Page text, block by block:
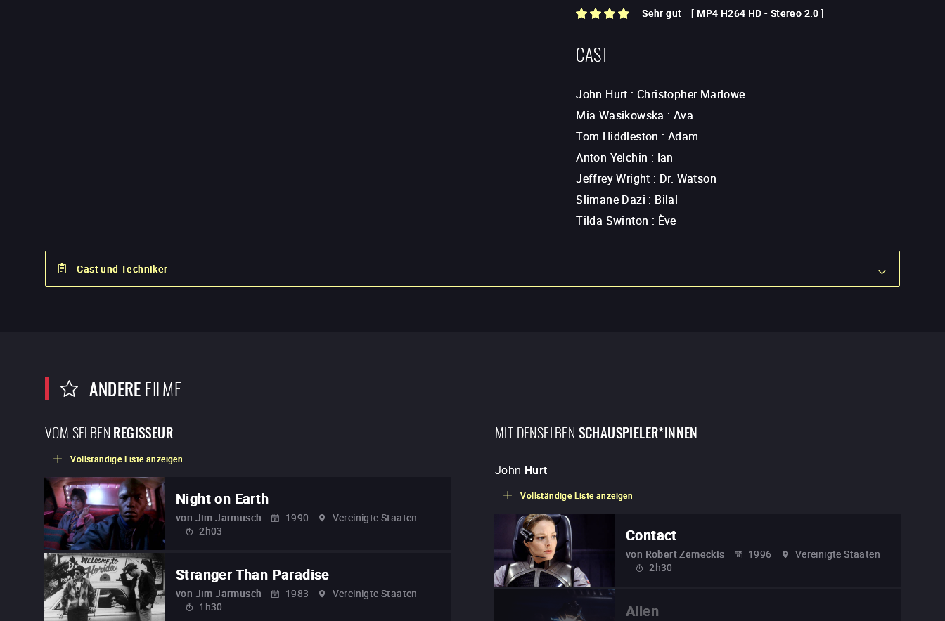
Sehr gut [ MP4 H264 HD - Stereo 2.0 ]
CAST
John Hurt :Christopher Marlowe
Mia Wasikowska :Ava
Tom Hiddleston :Adam
Anton Yelchin : Ian
Jeffrey Wright : Dr. Watson
Slimane Dazi : Bilal
Tilda Swinton : Ève
Cast und Techniker
ANDEREFILME
VOM SELBENREGISSEUR
Vollständige Liste anzeigen
Night on Earth
von Jim Jarmusch 1990
Vereinigte Staaten
2h03
Stranger Than Paradise
von Jim Jarmusch 1983
Vereinigte Staaten
1h30
MIT DENSELBENSCHAUSPIELER*INNEN
John Hurt
Vollständige Liste anzeigen
Contact
von Robert Zemeckis 1996
Vereinigte Staaten
2h30
Alien